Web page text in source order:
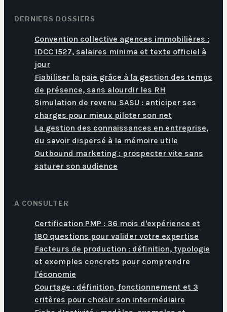
DERNIERS DOSSIERS
Convention collective agences immobilières :
IDCC 1527, salaires minima et texte officiel à
jour
Fiabiliser la paie grâce à la gestion des temps
de présence, sans alourdir les RH
Simulation de revenu SASU : anticiper ses
charges pour mieux piloter son net
La gestion des connaissances en entreprise,
du savoir dispersé à la mémoire utile
Outbound marketing : prospecter vite sans
saturer son audience
À CONSULTER
Certification PMP : 36 mois d'expérience et
180 questions pour valider votre expertise
Facteurs de production : définition, typologie
et exemples concrets pour comprendre
l'économie
Courtage : définition, fonctionnement et 3
critères pour choisir son intermédiaire